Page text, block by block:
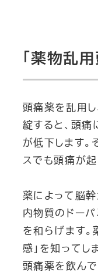
「薬物乱
頭痛薬を乱用
綻すると、頭痛
が低下します。
スでも頭痛が起
薬によって脳
内物質のドーパ
を和らげます。
感」を知ってし
頭痛薬を飲んで